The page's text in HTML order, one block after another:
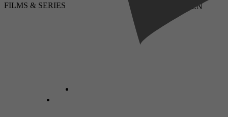
FILMS & SERIES LUISTERBOEKEN